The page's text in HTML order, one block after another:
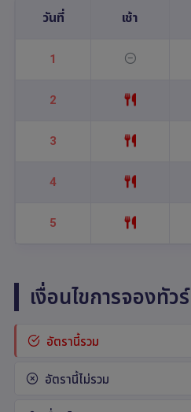
วันที่ เช้า
1
2
3
4
5
เงื่อนไขการจองทัวร์
อัตรานี้รวม
อัตรานี้ไม่รวม